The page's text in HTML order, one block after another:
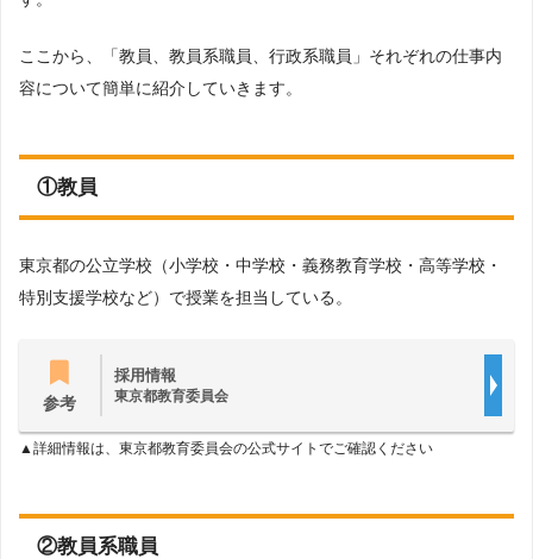
ここから、「教員、教員系職員、行政系職員」それぞれの仕事内
容について簡単に紹介していきます。
①教員
東京都の公立学校（小学校・中学校・義務教育学校・高等学校・
特別支援学校など）で授業を担当している。
参考
採用情報
東京都教育委員会
▲詳細情報は、東京都教育委員会の公式サイトでご確認ください
②教員系職員